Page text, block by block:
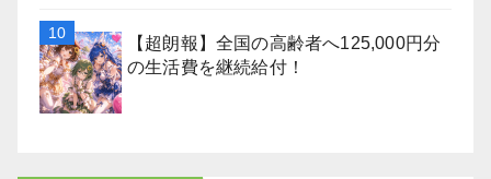
【超朗報】全国の高齢者へ125,000円分
の生活費を継続給付！